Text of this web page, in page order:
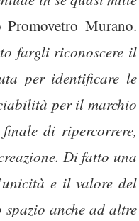
Murano.
fargli riconoscere il
per identificare le
per il marchio
di ripercorrere,
Di fatto una
e il valore del
spazio anche ad altre